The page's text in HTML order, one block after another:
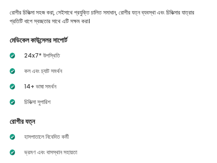
রোগীর চিকিত্সা সহজ করা, সেইসাথে প্রযুক্তি চালিত সমাধান, রোগীর যত্ন ব্যবস্থা এবং চিকিত্সার যাত্রার
প্রতিটি ধাপে স্বচ্ছতার সাথে এটি সক্ষম করা।
মেডিকেল কাউন্সেলর সাপোর্ট
24x7* উপস্থিতি
কল এবং চ্যাট সমর্থন
14+ ভাষা সমর্থন
চিকিত্সা সুপারিশ
রোগীর যত্ন
হাসপাতালে নিবেদিত কর্মী
ভ্রমণ এবং বাসস্থান সহায়তা